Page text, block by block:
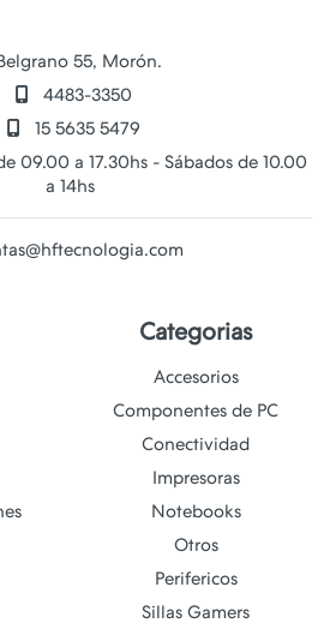
55, Morón.
4483-3350
15 5635 5479
09.00 a 17.30hs - Sábados de 10.00
a 14hs
Categorias
Accesorios
Componentes de PC
Conectividad
Impresoras
Notebooks
Otros
Perifericos
Sillas Gamers